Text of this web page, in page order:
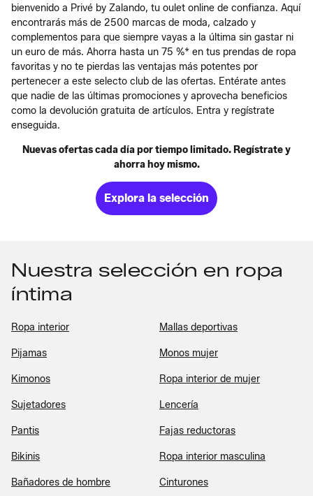
bienvenido a Privé by Zalando, tu oulet online de confianza. Aquí
encontrarás más de 2500 marcas de moda, calzado y
complementos para que siempre vayas a la última sin gastar ni
un euro de más. Ahorra hasta un 75 %* en tus prendas de ropa
favoritas y no te pierdas las ventajas más potentes por
pertenecer a este selecto club de las ofertas. Entérate antes
que nadie de las últimas promociones y aprovecha beneficios
como la devolución gratuita de artículos. Entra y regístrate
enseguida.
Nuevas ofertas cada día por tiempo limitado. Regístrate y
ahorra hoy mismo.
Explora la selección
Nuestra selección en ropa
íntima
Ropa interior Mallas deportivas
Pijamas Monos mujer
Kimonos Ropa interior de mujer
Sujetadores Lencería
Pantis Fajas reductoras
Bikinis Ropa interior masculina
Bañadores de hombre Cinturones